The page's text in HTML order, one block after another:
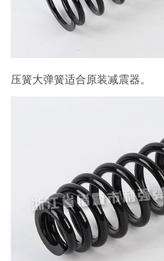
压簧大弹簧适合原装减震器。